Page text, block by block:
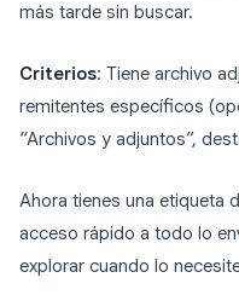
más tarde sin buscar.
Criterios: Tiene archivo
remitentes específicos
“Archivos y adjuntos”,
Ahora tienes una etiqueta
acceso rápido a todo lo
explorar cuando lo